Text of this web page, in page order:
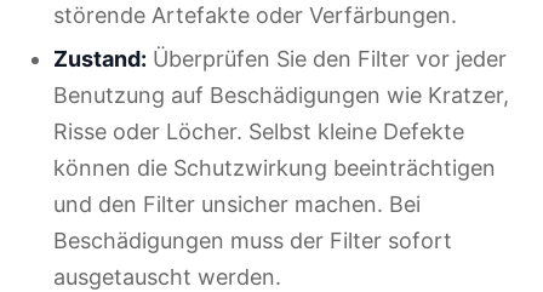
störende Artefakte oder Verfärbungen.
Zustand: Überprüfen Sie den Filter vor jeder
Benutzung auf Beschädigungen wie Kratzer,
Risse oder Löcher. Selbst kleine Defekte
können die Schutzwirkung beeinträchtigen
und den Filter unsicher machen. Bei
Beschädigungen muss der Filter sofort
ausgetauscht werden.